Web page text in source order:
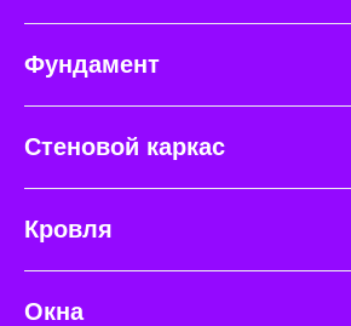
Фундамент
Стеновой каркас
Кровля
Окна